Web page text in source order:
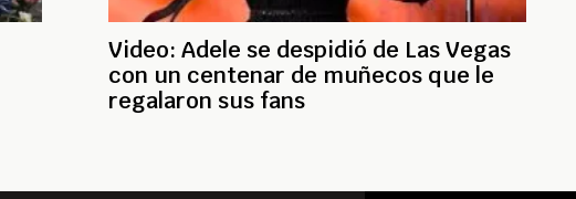
Video: Adele se despidió de Las Vegas
con un centenar de muñecos que le
regalaron sus fans